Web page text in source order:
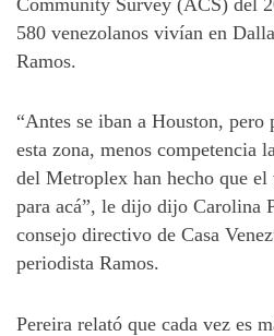
Community Survey (ACS) del
580 venezolanos vivían en
Ramos.
“Antes se iban a Houston, pero
esta zona, menos competencia
del Metroplex han hecho que el
para acá”, le dijo dijo Carolina
consejo directivo de Casa
periodista Ramos.
Pereira relató que cada vez es